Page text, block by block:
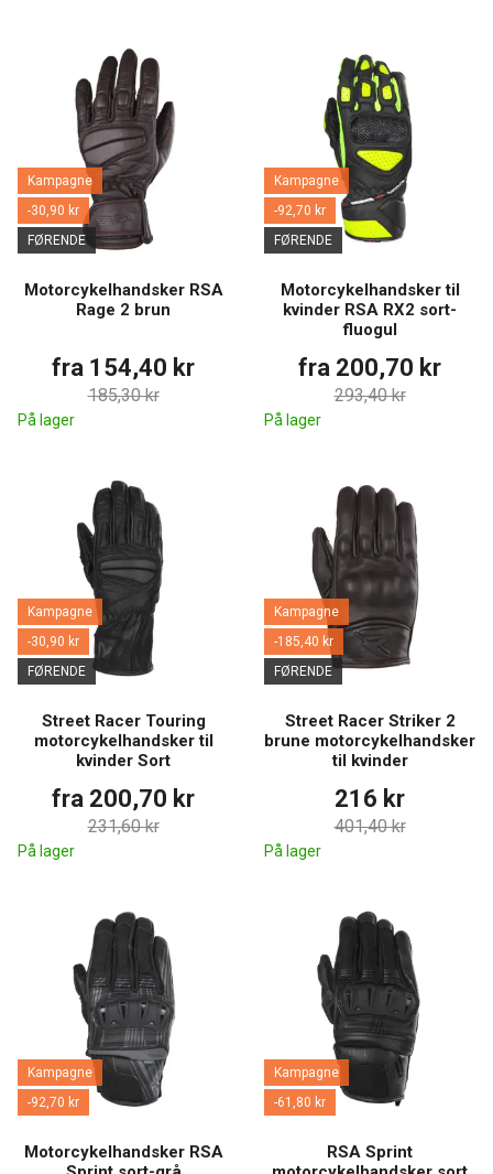
Kampagne
-30,90 kr
FØRENDE
Motorcykelhandsker RSA
Rage 2 brun
fra 154,40 kr
185,30 kr
På lager
Kampagne
-92,70 kr
FØRENDE
Motorcykelhandsker til
kvinder RSA RX2 sort-
fluogul
fra 200,70 kr
293,40 kr
På lager
Kampagne
-30,90 kr
FØRENDE
Street Racer Touring
motorcykelhandsker til
kvinder Sort
fra 200,70 kr
231,60 kr
På lager
Kampagne
-185,40 kr
FØRENDE
Street Racer Striker 2
brune motorcykelhandsker
til kvinder
216 kr
401,40 kr
På lager
Kampagne
-92,70 kr
Motorcykelhandsker RSA
Kampagne
-61,80 kr
RSA Sprint